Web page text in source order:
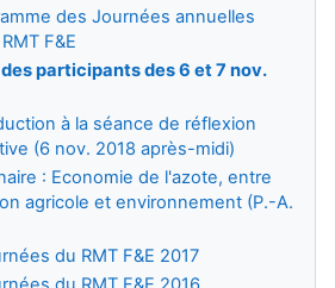
des Journées annuelles
F&E
participants des 6 et 7 nov.
à la séance de réflexion
(6 nov. 2018 après-midi)
: Economie de l'azote, entre
agricole et environnement (P.-A.
du RMT F&E 2017